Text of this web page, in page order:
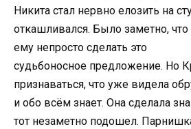
Никита стал нервно елозить на
откашливался. Было заметно, что
ему непросто сделать это
судьбоносное предложение. Но
признаваться, что уже видела
и обо всём знает. Она сделала
тот незаметно подошел.